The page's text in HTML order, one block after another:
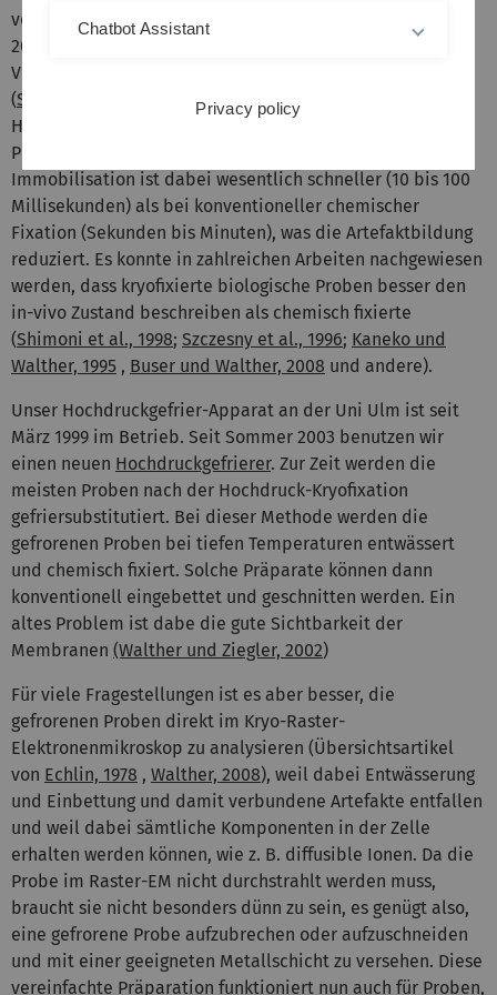
von kleinen Gewebe- und Zellkulturproben (Dicke bis ca.
200 µm, Durchmesser bis ca. 2 mm) ohne chemische
Vorbehandlung und ohne störende Eiskristallartefakte
(Studer et al., 1989, Buser und Walther, 2008
Hochdruckgefrieren ermöglicht somit die Fixation der
Proben in einem physiologisch definierten Zustand. Die
Immobilisation ist dabei wesentlich schneller (10 bis 100
Millisekunden) als bei konventioneller chemischer
Fixation (Sekunden bis Minuten), was die Artefaktbildung
reduziert. Es konnte in zahlreichen Arbeiten nachgewiesen
werden, dass kryofixierte biologische Proben besser den
in-vivo Zustand beschreiben als chemisch fixierte
(Shimoni et al., 1998; Szczesny et al., 1996; Kaneko und
Walther, 1995 , Buser und Walther, 2008 und andere).
Unser Hochdruckgefrier-Apparat an der Uni Ulm ist seit
März 1999 im Betrieb. Seit Sommer 2003 benutzen wir
einen neuen Hochdruckgefrierer. Zur Zeit werden die
meisten Proben nach der Hochdruck-Kryofixation
gefriersubstitutiert. Bei dieser Methode werden die
gefrorenen Proben bei tiefen Temperaturen entwässert
und chemisch fixiert. Solche Präparate können dann
konventionell eingebettet und geschnitten werden. Ein
altes Problem ist dabe die gute Sichtbarkeit der
Membranen (Walther und Ziegler, 2002)
Für viele Fragestellungen ist es aber besser, die
gefrorenen Proben direkt im Kryo-Raster-
Elektronenmikroskop zu analysieren (Übersichtsartikel
von Echlin, 1978 , Walther, 2008), weil dabei Entwässerung
und Einbettung und damit verbundene Artefakte entfallen
und weil dabei sämtliche Komponenten in der Zelle
erhalten werden können, wie z. B. diffusible Ionen. Da die
Probe im Raster-EM nicht durchstrahlt werden muss,
braucht sie nicht besonders dünn zu sein, es genügt also,
eine gefrorene Probe aufzubrechen oder aufzuschneiden
und mit einer geeigneten Metallschicht zu versehen. Diese
vereinfachte Präparation funktioniert nun auch für Proben,
Chatbot Assistant
Privacy policy